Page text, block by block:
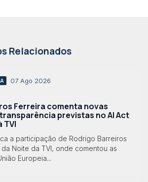
Relacionados
07 Ago 2026
Ferreira comenta novas
previstas no AI Act
TVI
a participação de Rodrigo Barreiros
Noite da TVI, onde comentou as
Europeia...